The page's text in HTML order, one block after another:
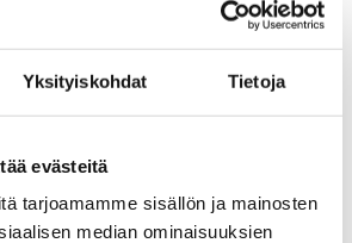
Yksityiskohdat Tietoja
evästeitä
tarjoamamme sisällön ja mainosten
median ominaisuuksien
lisenssi